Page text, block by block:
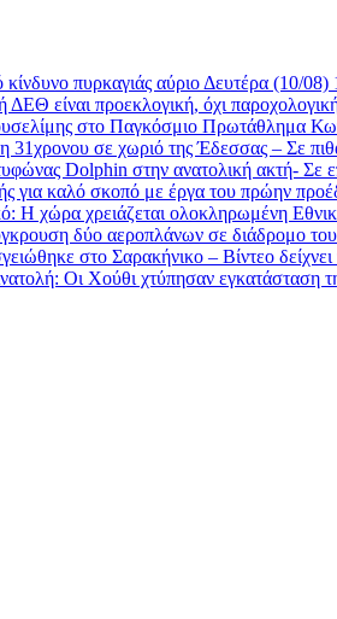
πυρκαγιάς αύριο Δευτέρα (10/08)
είναι προεκλογική, όχι
στο Παγκόσμιο Πρωτάθλημα
31χρονου σε χωριό της Έδεσσας – Σε
Dolphin στην ανατολική ακτή- Σε
για καλό σκοπό με έργα του πρώην
Η χώρα χρειάζεται ολοκληρωμένη
δύο αεροπλάνων σε διάδρομο του
στο Σαρακήνικο – Βίντεο
Οι Χούθι χτύπησαν